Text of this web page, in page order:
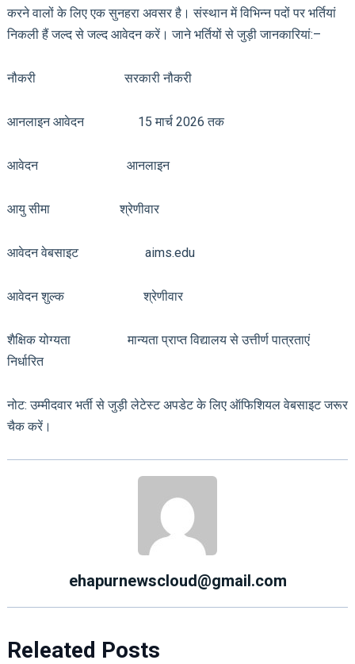
करने वालों के लिए एक सुनहरा अवसर है। संस्थान में विभिन्न पदों पर भर्तियां
निकली हैं जल्द से जल्द आवेदन करें। जाने भर्तियों से जुड़ी जानकारियां:–
नौकरी सरकारी नौकरी
आनलाइन आवेदन 15 मार्च 2026 तक
आवेदन आनलाइन
आयु सीमा श्रेणीवार
आवेदन वेबसाइट aims.edu
आवेदन शुल्क श्रेणीवार
शैक्षिक योग्यता मान्यता प्राप्त विद्यालय से उत्तीर्ण पात्रताएं
निर्धारित
नोट: उम्मीदवार भर्ती से जुड़ी लेटेस्ट अपडेट के लिए ऑफिशियल वेबसाइट जरूर
चैक करें।
ehapurnewscloud@gmail.com
Releated Posts